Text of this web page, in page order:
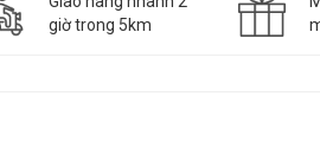
giờ trong 5km